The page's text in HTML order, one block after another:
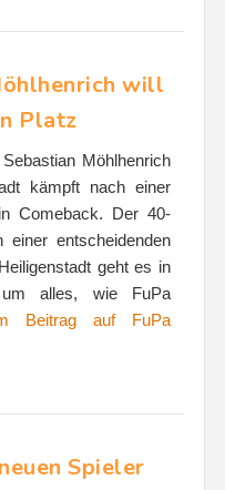
will
Platz
Möhlhenrich
kämpft nach einer
Comeback. Der 40-
entscheidenden
geht es in
um alles, wie FuPa
Beitrag auf FuPa
Spieler